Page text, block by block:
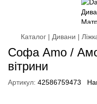
Каталог | Дивани |
Софа Amo /
вітрини
Артикул: 42586759473